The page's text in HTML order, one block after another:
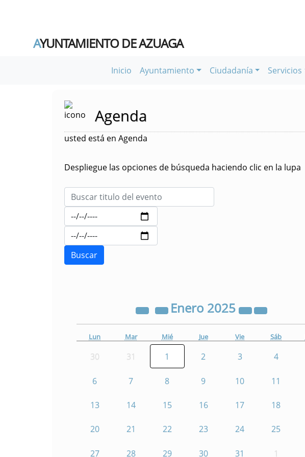
AYUNTAMIENTO DE AZUAGA
Inicio Ayuntamiento Ciudadanía Servicios
Agenda
usted está en Agenda
Despliegue las opciones de búsqueda haciendo clic en la lupa
Enero 2025
Lun Mar Mié Jue Vie Sáb
30 31 1 2 3 4
6 7 8 9 10 11
13 14 15 16 17 18
20 21 22 23 24 25
27 28 29 30 31 1